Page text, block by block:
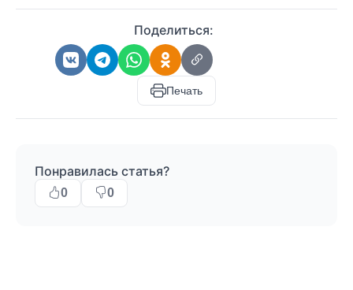
Поделиться:
Печать
Понравилась статья?
0 0